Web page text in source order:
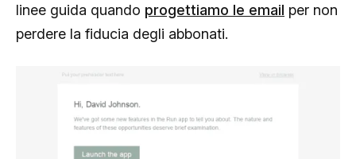
linee guida quando progettiamo le email per non
perdere la fiducia degli abbonati.